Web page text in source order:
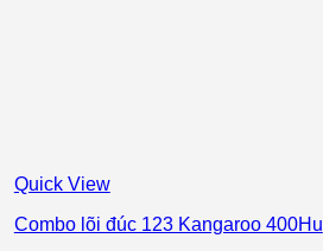
Quick View
Combo lõi đúc 123 Kangaroo 400Hu